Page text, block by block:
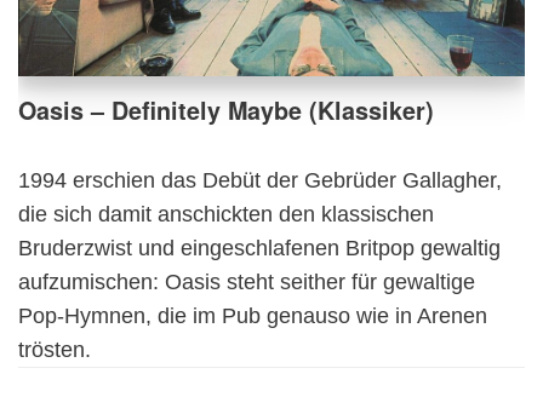
Oasis – Definitely Maybe (Klassiker)
1994 erschien das Debüt der Gebrüder Gallagher,
die sich damit anschickten den klassischen
Bruderzwist und eingeschlafenen Britpop gewaltig
aufzumischen: Oasis steht seither für gewaltige
Pop-Hymnen, die im Pub genauso wie in Arenen
trösten.